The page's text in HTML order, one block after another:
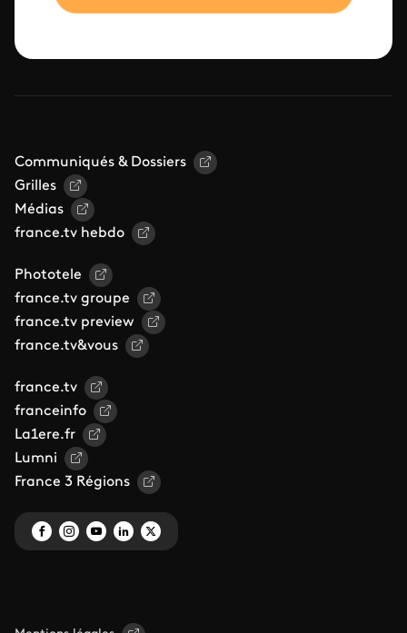
Communiqués & Dossiers
Grilles
Médias
france.tv hebdo
Phototele
france.tv groupe
france.tv preview
france.tv&vous
france.tv
franceinfo
La1ere.fr
Lumni
France 3 Régions